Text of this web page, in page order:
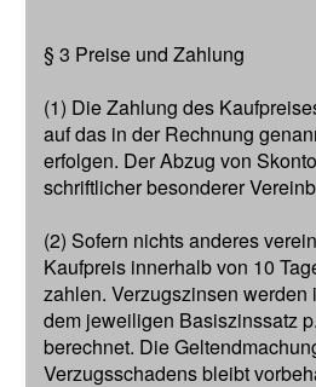
§ 3 Preise und Zahlung
(1) Die Zahlung des
auf das in der Rechnung
erfolgen. Der Abzug von
schriftlicher besonderer
(2) Sofern nichts anderes
Kaufpreis innerhalb von 10
zahlen. Verzugszinsen werden
dem jeweiligen Basiszinssatz
berechnet. Die
Verzugsschadens bleibt